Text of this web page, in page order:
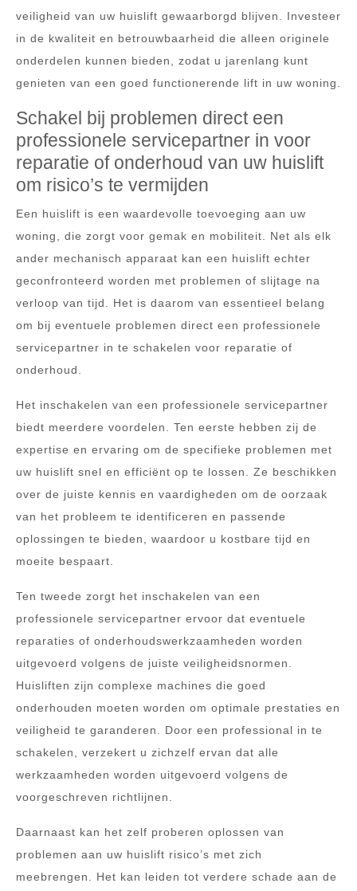
veiligheid van uw huislift gewaarborgd blijven. Investeer
in de kwaliteit en betrouwbaarheid die alleen originele
onderdelen kunnen bieden, zodat u jarenlang kunt
genieten van een goed functionerende lift in uw woning.
Schakel bij problemen direct een
professionele servicepartner in voor
reparatie of onderhoud van uw huislift
om risico’s te vermijden
Een huislift is een waardevolle toevoeging aan uw
woning, die zorgt voor gemak en mobiliteit. Net als elk
ander mechanisch apparaat kan een huislift echter
geconfronteerd worden met problemen of slijtage na
verloop van tijd. Het is daarom van essentieel belang
om bij eventuele problemen direct een professionele
servicepartner in te schakelen voor reparatie of
onderhoud.
Het inschakelen van een professionele servicepartner
biedt meerdere voordelen. Ten eerste hebben zij de
expertise en ervaring om de specifieke problemen met
uw huislift snel en efficiënt op te lossen. Ze beschikken
over de juiste kennis en vaardigheden om de oorzaak
van het probleem te identificeren en passende
oplossingen te bieden, waardoor u kostbare tijd en
moeite bespaart.
Ten tweede zorgt het inschakelen van een
professionele servicepartner ervoor dat eventuele
reparaties of onderhoudswerkzaamheden worden
uitgevoerd volgens de juiste veiligheidsnormen.
Huisliften zijn complexe machines die goed
onderhouden moeten worden om optimale prestaties en
veiligheid te garanderen. Door een professional in te
schakelen, verzekert u zichzelf ervan dat alle
werkzaamheden worden uitgevoerd volgens de
voorgeschreven richtlijnen.
Daarnaast kan het zelf proberen oplossen van
problemen aan uw huislift risico’s met zich
meebrengen. Het kan leiden tot verdere schade aan de